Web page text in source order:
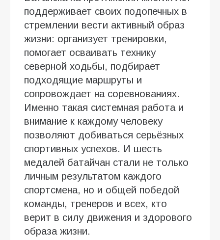
поддерживает своих подопечных в
стремлении вести активный образ
жизни: организует тренировки,
помогает осваивать технику
северной ходьбы, подбирает
подходящие маршруты и
сопровождает на соревнованиях.
Именно такая системная работа и
внимание к каждому человеку
позволяют добиваться серьёзных
спортивных успехов. И шесть
медалей батайчан стали не только
личным результатом каждого
спортсмена, но и общей победой
команды, тренеров и всех, кто
верит в силу движения и здорового
образа жизни.